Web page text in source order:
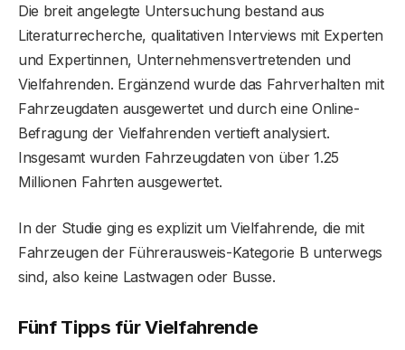
Die breit angelegte Untersuchung bestand aus
Literaturrecherche, qualitativen Interviews mit Experten
und Expertinnen, Unternehmensvertretenden und
Vielfahrenden. Ergänzend wurde das Fahrverhalten mit
Fahrzeugdaten ausgewertet und durch eine Online-
Befragung der Vielfahrenden vertieft analysiert.
Insgesamt wurden Fahrzeugdaten von über 1.25
Millionen Fahrten ausgewertet.
In der Studie ging es explizit um Vielfahrende, die mit
Fahrzeugen der Führerausweis-Kategorie B unterwegs
sind, also keine Lastwagen oder Busse.
Fünf Tipps für Vielfahrende